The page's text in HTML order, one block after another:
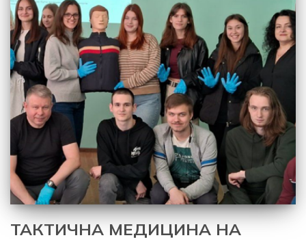
ТАКТИЧНА МЕДИЦИНА НА